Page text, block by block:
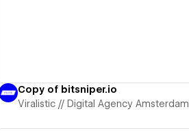
Copy of bitsniper.io
Viralistic // Digital Agency Amsterdam